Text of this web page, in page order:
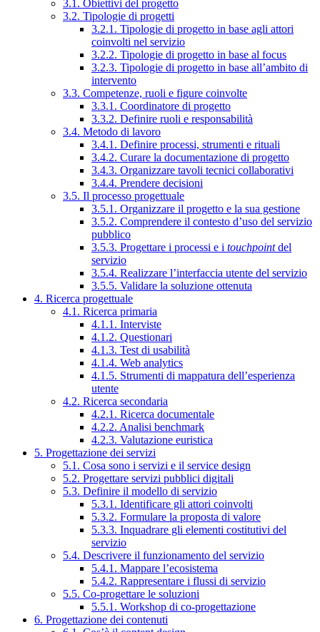
3.1. Obiettivi del progetto
3.2. Tipologie di progetti
3.2.1. Tipologie di progetto in base agli attori
coinvolti nel servizio
3.2.2. Tipologie di progetto in base al focus
3.2.3. Tipologie di progetto in base all’ambito di
intervento
3.3. Competenze, ruoli e figure coinvolte
3.3.1. Coordinatore di progetto
3.3.2. Definire ruoli e responsabilità
3.4. Metodo di lavoro
3.4.1. Definire processi, strumenti e rituali
3.4.2. Curare la documentazione di progetto
3.4.3. Organizzare tavoli tecnici collaborativi
3.4.4. Prendere decisioni
3.5. Il processo progettuale
3.5.1. Organizzare il progetto e la sua gestione
3.5.2. Comprendere il contesto d’uso del servizio
pubblico
3.5.3. Progettare i processi e i touchpointdel
servizio
3.5.4. Realizzare l’interfaccia utente del servizio
3.5.5. Validare la soluzione ottenuta
4. Ricerca progettuale
4.1. Ricerca primaria
4.1.1. Interviste
4.1.2. Questionari
4.1.3. Test di usabilità
4.1.4. Web analytics
4.1.5. Strumenti di mappatura dell’esperienza
utente
4.2. Ricerca secondaria
4.2.1. Ricerca documentale
4.2.2. Analisi benchmark
4.2.3. Valutazione euristica
5. Progettazione dei servizi
5.1. Cosa sono i servizi e il service design
5.2. Progettare servizi pubblici digitali
5.3. Definire il modello di servizio
5.3.1. Identificare gli attori coinvolti
5.3.2. Formulare la proposta di valore
5.3.3. Inquadrare gli elementi costitutivi del
servizio
5.4. Descrivere il funzionamento del servizio
5.4.1. Mappare l’ecosistema
5.4.2. Rappresentare i flussi di servizio
5.5. Co-progettare le soluzioni
5.5.1. Workshop di co-progettazione
6. Progettazione dei contenuti